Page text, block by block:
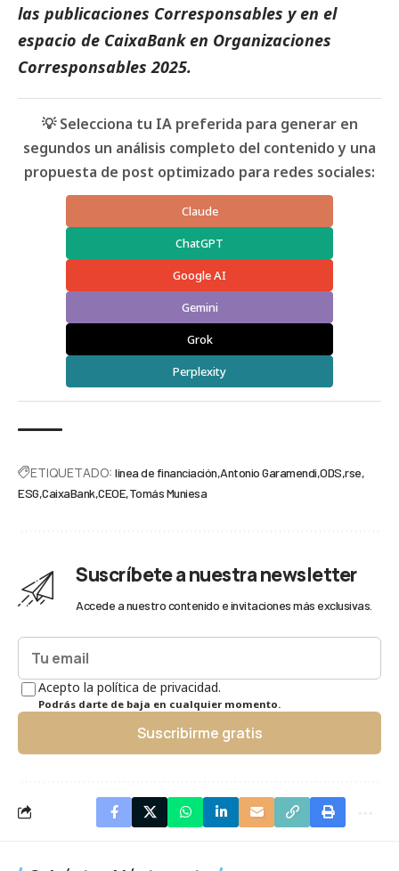
las publicaciones Corresponsables y en el
espacio de CaixaBanken Organizaciones
Corresponsables 2025.
💡 Selecciona tu IA preferida para generar en
segundos un análisis completo del contenido y una
propuesta de post optimizado para redes sociales:
Claude
ChatGPT
Google AI
Gemini
Grok
Perplexity
ETIQUETADO: línea de financiación Antonio Garamendi ODS rse
ESG CaixaBank CEOE Tomás Muniesa
Suscríbete a nuestra newsletter
Accede a nuestro contenido e invitaciones más exclusivas.
Acepto la política de privacidad.
Podrás darte de baja en cualquier momento.
Suscribirme gratis